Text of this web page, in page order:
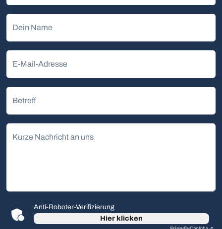
Dein Name
E-Mail-Adresse
Betreff
Kurze Nachricht an uns
Anti-Roboter-Verifizierung
Hier klicken